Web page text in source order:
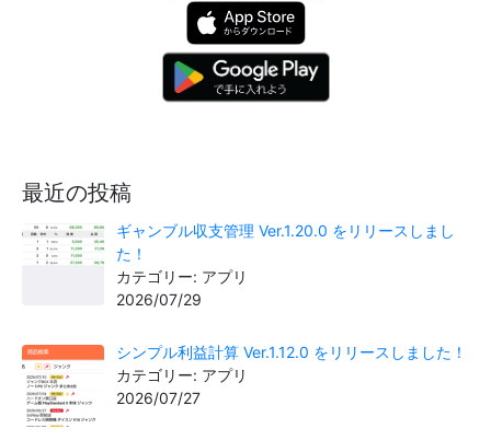
最近の投稿
ギャンブル収支管理 Ver.1.20.0 をリリースしまし
た！
カテゴリー: アプリ
2026/07/29
シンプル利益計算 Ver.1.12.0 をリリースしました！
カテゴリー: アプリ
2026/07/27